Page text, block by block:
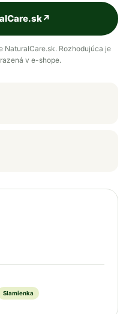
↗
Rozhodujúca je
v e-shope.
Slamienka